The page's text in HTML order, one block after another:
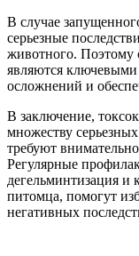
В случае
серьезные
животного. Поэтому
являются
осложнений и
В заключение,
множеству
требуют
Регулярные
дегельминтизация и
питомца, помогут
негативных